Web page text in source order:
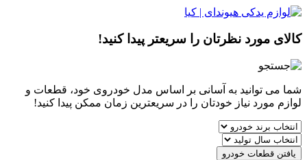
کالای مورد نظرتان را سریعتر پیدا کنید!
شما می توانید به آسانی بر اساس مدل خودروی خود، قطعات و
لوازم مورد نیاز خودتان را در سریعترین زمان ممکن پیدا کنید!
یافتن قطعات خودرو